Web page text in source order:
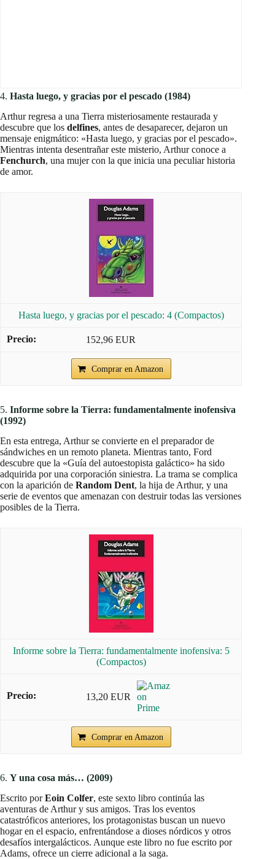
4. Hasta luego, y gracias por el pescado (1984)
Arthur regresa a una Tierra misteriosamente restaurada y
descubre que los delfines, antes de desaparecer, dejaron un
mensaje enigmático: «Hasta luego, y gracias por el pescado».
Mientras intenta desentrañar este misterio, Arthur conoce a
Fenchurch, una mujer con la que inicia una peculiar historia
de amor.
Hasta luego, y gracias por el pescado: 4 (Compactos)
152,96 EUR
Comprar en Amazon
5. Informe sobre la Tierra: fundamentalmente inofensiva
(1992)
En esta entrega, Arthur se convierte en el preparador de
sándwiches en un remoto planeta. Mientras tanto, Ford
descubre que la «Guía del autoestopista galáctico» ha sido
adquirida por una corporación siniestra. La trama se complica
con la aparición de Random Dent, la hija de Arthur, y una
serie de eventos que amenazan con destruir todas las versiones
posibles de la Tierra.
Informe sobre la Tierra: fundamentalmente inofensiva: 5
(Compactos)
13,20 EUR
Comprar en Amazon
6. Y una cosa más… (2009)
Escrito porEoin Colfer, este sexto libro continúa las
aventuras de Arthur y sus amigos. Tras los eventos
catastróficos anteriores, los protagonistas buscan un nuevo
hogar en el espacio, enfrentándose a dioses nórdicos y otros
desafíos intergalácticos. Aunque este libro no fue escrito por
Adams, ofrece un cierre adicional a la saga.